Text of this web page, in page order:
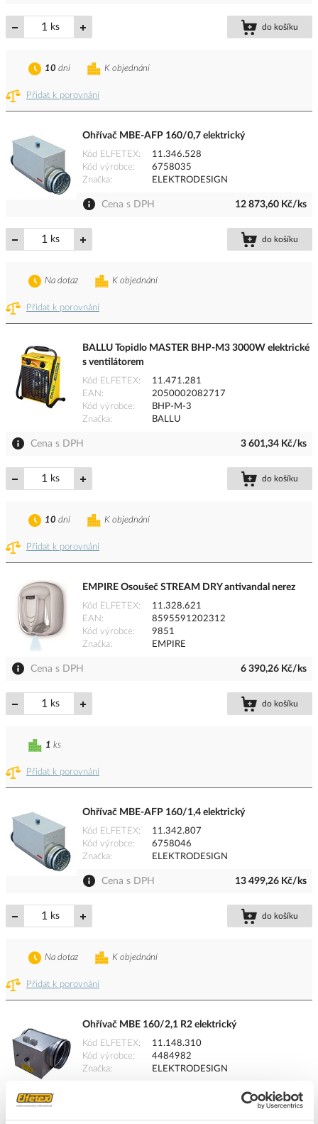
ks do košíku
Přidat k porovnání
K objednání
10 dní
Ohřívač MBE-AFP 160/0,7 elektrický
Kód ELFETEX
11.346.528
Kód výrobce
6758035
Značka
ELEKTRODESIGN
Cena s DPH 12 873,60 Kč/ks
ks do košíku
Přidat k porovnání
K objednání
Na dotaz
BALLU Topidlo MASTER BHP-M3 3000W elektrické
s ventilátorem
Kód ELFETEX
11.471.281
EAN
2050002082717
Kód výrobce
BHP-M-3
Značka
BALLU
Cena s DPH 3 601,34 Kč/ks
ks do košíku
Přidat k porovnání
K objednání
10 dní
EMPIRE Osoušeč STREAM DRY antivandal nerez
Kód ELFETEX
11.328.621
EAN
8595591202312
Kód výrobce
9851
Značka
EMPIRE
Cena s DPH 6 390,26 Kč/ks
ks do košíku
Přidat k porovnání
1 ks
Ohřívač MBE-AFP 160/1,4 elektrický
Kód ELFETEX
11.342.807
Kód výrobce
6758046
Značka
ELEKTRODESIGN
Cena s DPH 13 499,26 Kč/ks
ks do košíku
Přidat k porovnání
K objednání
Na dotaz
Ohřívač MBE 160/2,1 R2 elektrický
Kód ELFETEX
11.148.310
Kód výrobce
4484982
Značka
ELEKTRODESIGN
17 964,24 Kč/ks